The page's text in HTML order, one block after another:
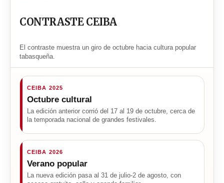
CONTRASTE CEIBA
El contraste muestra un giro de octubre hacia cultura popular
tabasqueña.
CEIBA 2025
Octubre cultural
La edición anterior corrió del 17 al 19 de octubre, cerca de
la temporada nacional de grandes festivales.
CEIBA 2026
Verano popular
La nueva edición pasa al 31 de julio-2 de agosto, con